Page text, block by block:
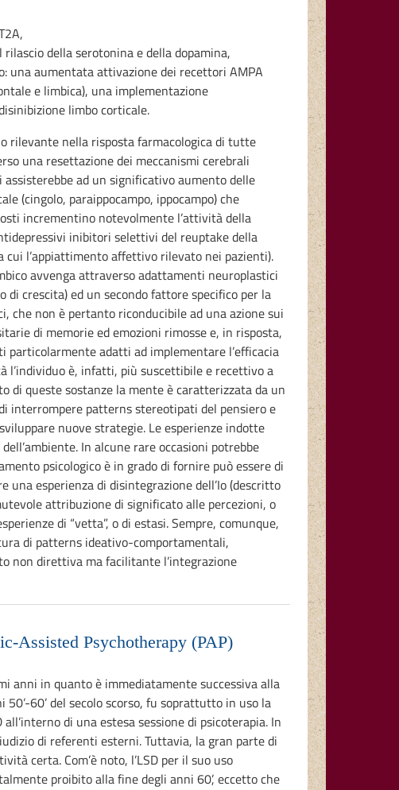
della serotonina e della dopamina,
una aumentata attivazione dei recettori AMPA
e limbica), una implementazione
limbo corticale.
rilevante nella risposta farmacologica di tutte
una resettazione dei meccanismi cerebrali
ad un significativo aumento delle
(cingolo, paraippocampo, ippocampo) che
incrementino notevolmente l’attività della
inibitori selettivi del reuptake della
cui l’appiattimento affettivo rilevato nei pazienti).
avvenga attraverso adattamenti neuroplastici
crescita) ed un secondo fattore specifico per la
che non è pertanto riconducibile ad una azione sui
di memorie ed emozioni rimosse e, in risposta,
particolarmente adatti ad implementare l’efficacia
l’individuo è, infatti, più suscettibile e recettivo a
di queste sostanze la mente è caratterizzata da un
interrompere patterns stereotipati del pensiero e
nuove strategie. Le esperienze indotte
In alcune rare occasioni potrebbe
psicologico è in grado di fornire può essere di
una esperienza di disintegrazione dell’Io (descritto
attribuzione di significato alle percezioni, o
di “vetta”, o di estasi. Sempre, comunque,
di patterns ideativo-comportamentali,
non direttiva ma facilitante l’integrazione
Assisted Psychotherapy (PAP)
anni in quanto è immediatamente successiva alla
60’ del secolo scorso, fu soprattutto in uso la
di una estesa sessione di psicoterapia. In
di referenti esterni. Tuttavia, la gran parte di
certa. Com’è noto, l’LSD per il suo uso
proibito alla fine degli anni 60’, eccetto che